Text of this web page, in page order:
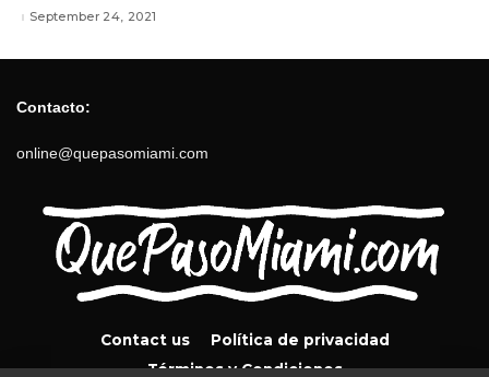
September 24, 2021
Contacto:
online@quepasomiami.com
Contact us
Política de privacidad
Términos y Condiciones